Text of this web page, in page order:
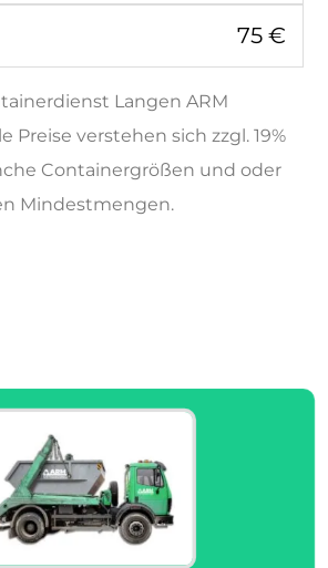
75 €
Langen ARM
Preise verstehen sich zzgl. 19%
Containergrößen und oder
Mindestmengen.